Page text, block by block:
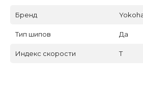
Бренд
Тип шипов Да
Индекс скорости T